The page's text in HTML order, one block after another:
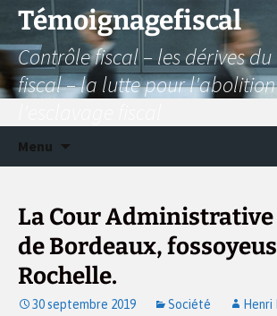
Aller
contenu
Témoignagefiscal
Contrôle fiscal – les dérives
fiscal – la lutte pour
Menu
La Cour Administrative
de Bordeaux,
Rochelle.
30 septembre 2019 Société Henri